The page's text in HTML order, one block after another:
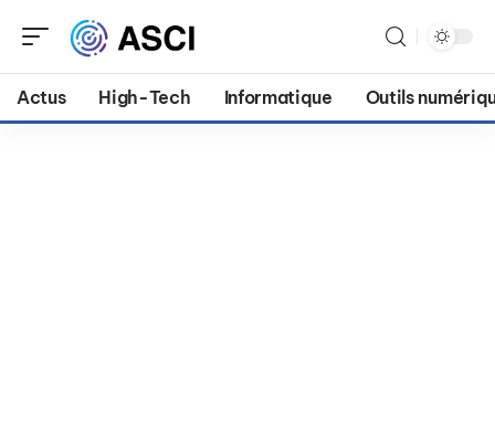
Actus High-Tech Informatique Outils